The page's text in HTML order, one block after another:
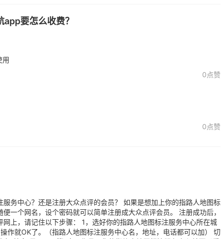
要怎么收费？
用
0点赞
0点赞
务中心？还是注册大众点评的会员？ 如果是想加上你的指路人地图标
一个网名，设个密码就可以简单注册成大众点评会员。 注册成功后，
上，请记住以下步骤： 1，选好你的指路人地图标注服务中心所在城
作就OK了。（指路人地图标注服务中心名，地址，电话都可以加） 切